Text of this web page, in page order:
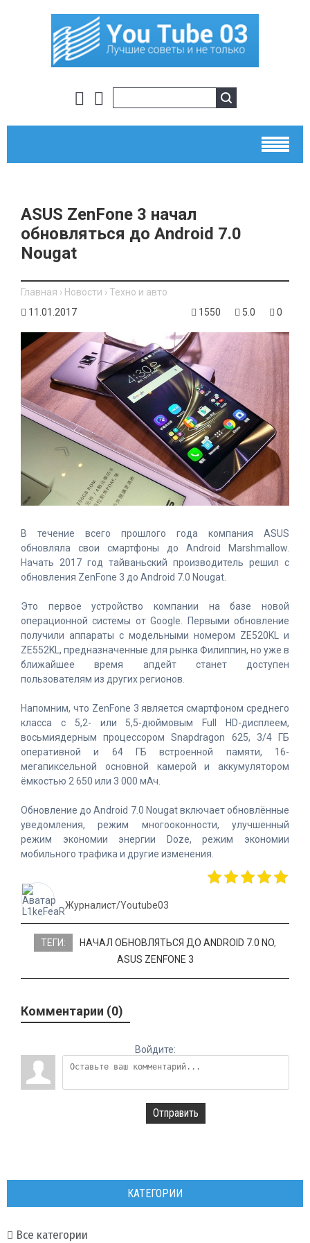
ASUS ZenFone 3 начал
обновляться до Android 7.0
Nougat
Главная › Новости › Техно и авто
11.01.2017
1550 5.0 0
В течение всего прошлого года компания ASUS
обновляла свои смартфоны до Android Marshmallow.
Начать 2017 год тайваньский производитель решил с
обновления ZenFone 3 до Android 7.0 Nougat.
Это первое устройство компании на базе новой
операционной системы от Google. Первыми обновление
получили аппараты с модельными номером ZE520KL и
ZE552KL, предназначенные для рынка Филиппин, но уже в
ближайшее время апдейт станет доступен
пользователям из других регионов.
Напомним, что ZenFone 3 является смартфоном среднего
класса с 5,2- или 5,5-дюймовым Full HD-дисплеем,
восьмиядерным процессором Snapdragon 625, 3/4 ГБ
оперативной и 64 ГБ встроенной памяти, 16-
мегапиксельной основной камерой и аккумулятором
ёмкостью 2 650 или 3 000 мАч.
Обновление до Android 7.0 Nougat включает обновлённые
уведомления, режим многооконности, улучшенный
режим экономии энергии Doze, режим экономии
мобильного трафика и другие изменения.
Журналист/Youtube03
ТЕГИ: НАЧАЛ ОБНОВЛЯТЬСЯ ДО ANDROID 7.0 NO,
ASUS ZENFONE 3
Комментарии (0)
Войдите:
Отправить
КАТЕГОРИИ
Все категории